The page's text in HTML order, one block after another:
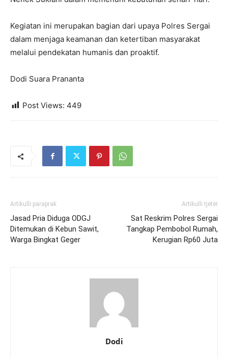
Kegiatan ini merupakan bagian dari upaya Polres Sergai
dalam menjaga keamanan dan ketertiban masyarakat
melalui pendekatan humanis dan proaktif.
Dodi Suara Prananta
Post Views: 449
Artikulli paraprak
Jasad Pria Diduga ODGJ
Ditemukan di Kebun Sawit,
Warga Bingkat Geger
Artikulli tjetër
Sat Reskrim Polres Sergai
Tangkap Pembobol Rumah,
Kerugian Rp60 Juta
Dodi